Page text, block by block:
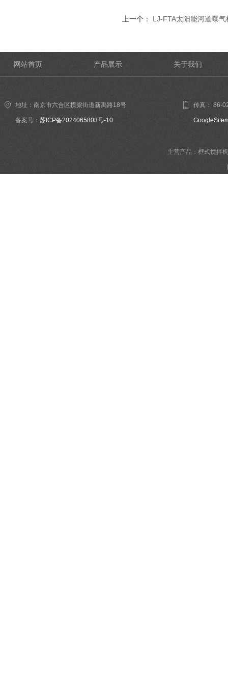
上一个： LJ-FTA太阳能河道曝气
网站首页 产品展示 关于我们
地址：南京市六合区横梁街道新禹路18号
备案号： 苏ICP备2024065803号-10
传真： 86-
主营产品：框式搅拌